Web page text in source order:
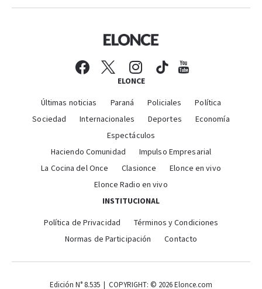
ELONCE
Últimas noticias Paraná Policiales
Política
Sociedad
Internacionales Deportes
Economía
Espectáculos
Haciendo Comunidad
Impulso Empresarial
La Cocina del Once
Clasionce
Elonce en vivo
Elonce Radio en vivo
INSTITUCIONAL
Política de Privacidad
Términos y Condiciones
Normas de Participación
Contacto
Edición N° 8.535 | COPYRIGHT: © 2026 Elonce.com